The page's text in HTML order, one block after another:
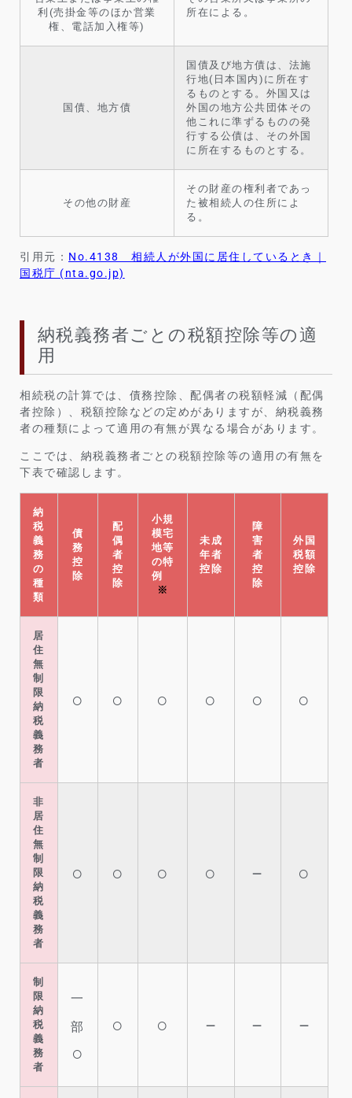
利(売掛金等のほか営業
権、電話加入権等)
所在による。
国債、地方債
国債及び地方債は、法施
行地(日本国内)に所在す
るものとする。外国又は
外国の地方公共団体その
他これに準ずるものの発
行する公債は、その外国
に所在するものとする。
その他の財産
その財産の権利者であっ
た被相続人の住所によ
る。
引用元： No.4138 相続人が外国に居住しているとき｜
国税庁 (nta.go.jp)
納税義務者ごとの税額控除等の適
用
相続税の計算では、債務控除、配偶者の税額軽減（配偶
者控除）、税額控除などの定めがありますが、納税義務
者の種類によって適用の有無が異なる場合があります。
ここでは、納税義務者ごとの税額控除等の適用の有無を
下表で確認します。
納
税
義
務
の
種
類
債
務
控
除
配
偶
者
控
除
小規
模宅
地等
の特
例
※
未成
年者
控除
障
害
者
控
除
外国
税額
控除
居
住
無
制
限
納
税
義
務
者
○ ○ ○ ○ ○ ○
非
居
住
無
制
限
納
税
義
務
者
○ ○ ○ ○ － ○
制
限
納
税
義
務
者
一
部
○
○ ○ － － －